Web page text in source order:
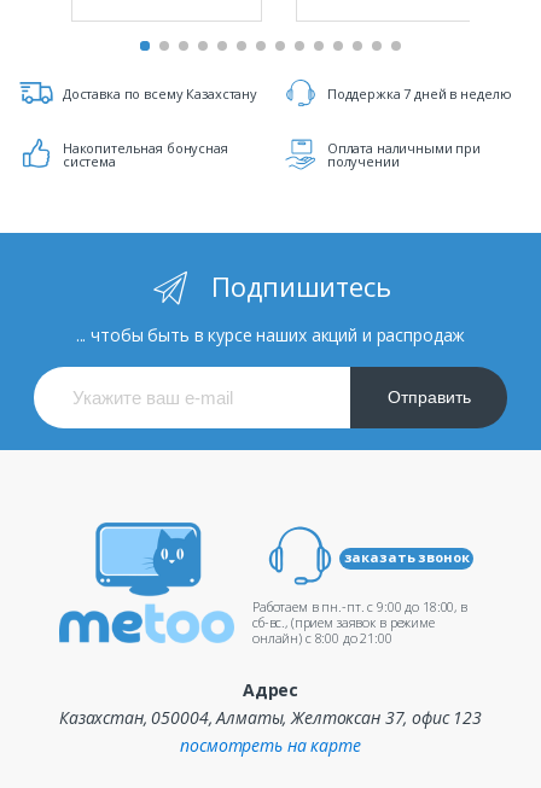
Доставка по всему Казахстану Поддержка 7 дней в неделю
Накопительная бонусная
система
Оплата наличными при
получении
Подпишитесь
... чтобы быть в курсе наших акций и распродаж
Отправить
заказать звонок
Работаем в пн.-пт. c 9:00 до 18:00, в
сб-вс., (прием заявок в режиме
онлайн) c 8:00 до 21:00
Адрес
Казахстан, 050004, Алматы, Желтоксан 37, офис 123
посмотреть на карте